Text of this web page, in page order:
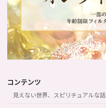
コンテンツ
見えない世界、スピリチュアルな話